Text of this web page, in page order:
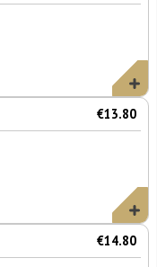
€13.80
€14.80